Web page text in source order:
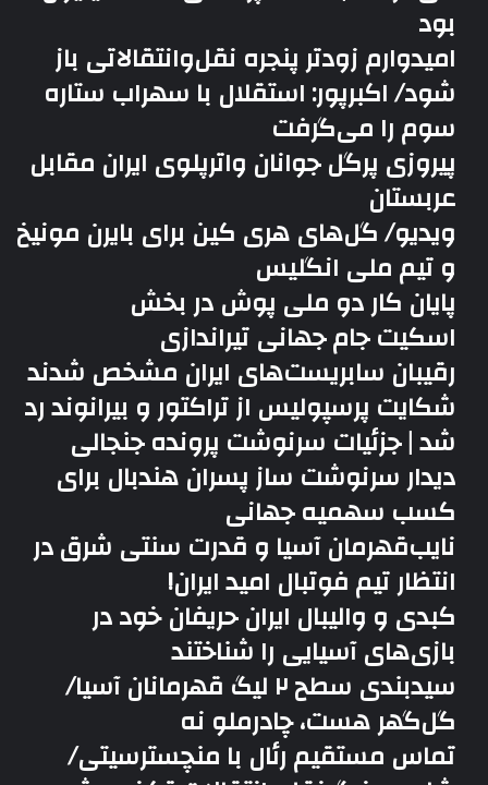
بود
امیدوارم زودتر پنجره نقل‌وانتقالاتی باز
شود/ اکبرپور: استقلال با سهراب ستاره
سوم را می‌گرفت
پیروزی پرگل جوانان واترپلوی ایران مقابل
عربستان
ویدیو/ گل‌های هری‌ کین برای بایرن مونیخ
و تیم ملی انگلیس
پایان کار دو ملی پوش در بخش
اسکیت جام جهانی تیراندازی
رقیبان سابریست‌های ایران مشخص شدند
شکایت پرسپولیس از تراکتور و بیرانوند رد
شد | جزئیات سرنوشت پرونده جنجالی
دیدار سرنوشت ساز پسران هندبال برای
کسب سهمیه جهانی
نایب‌قهرمان آسیا و قدرت سنتی شرق در
انتظار تیم فوتبال امید ایران!
کبدی و والیبال ایران حریفان خود در
بازی‌های آسیایی را شناختند
سیدبندی سطح ۲ لیگ قهرمانان آسیا/
گل‌گهر هست، چادرملو نه
تماس مستقیم رئال با منچسترسیتی/